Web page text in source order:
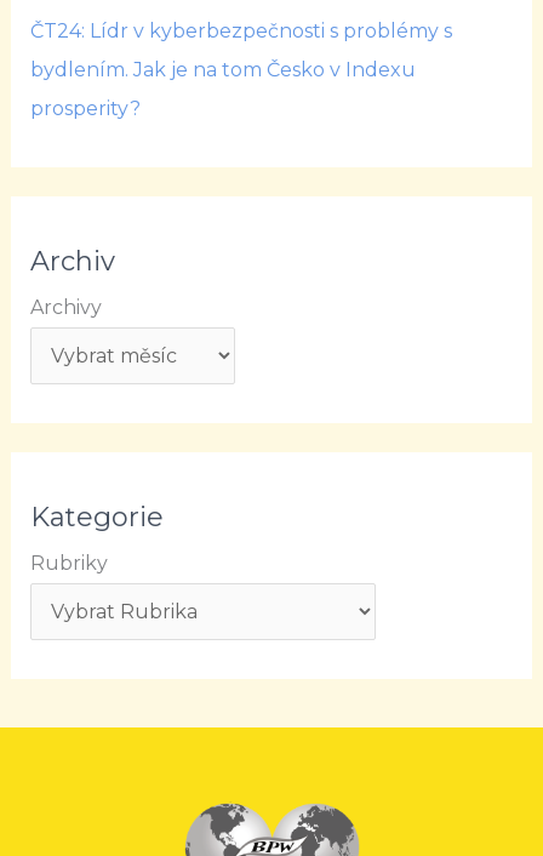
ČT24: Lídr v kyberbezpečnosti s problémy s
bydlením. Jak je na tom Česko v Indexu
prosperity?
Archiv
Archivy
Kategorie
Rubriky